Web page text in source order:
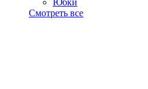
Юбки
Смотреть все